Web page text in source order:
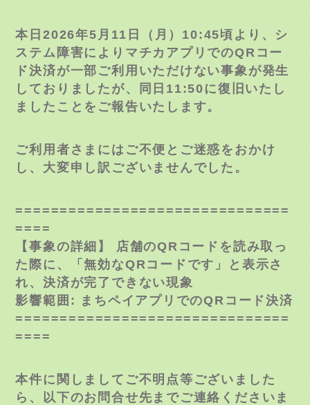
本日2026年5月11日（月）10:45頃より、シ
ステム障害によりマチカアプリでのQRコー
ド決済が一部ご利用いただけない事象が発生
しておりましたが、同日11:50に復旧いたし
ましたことをご報告いたします。
ご利用者さまにはご不便とご迷惑をおかけ
し、大変申し訳ございませんでした。
===============================
====
【事象の詳細】 店舗のQRコードを読み取っ
た際に、「無効なQRコードです」と表示さ
れ、決済が完了できない現象
影響範囲: まちペイアプリでのQRコード決済
===============================
====
本件に関しましてご不明点等ございました
ら、以下のお問合せ先までご連絡くださいま